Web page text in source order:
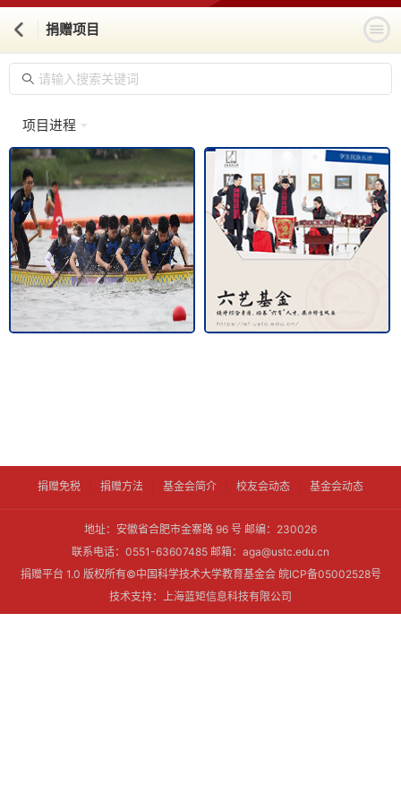
捐赠项目
项目进程
捐赠免税 捐赠方法 基金会简介 校友会动态 基金会动态
地址：安徽省合肥市金寨路 96 号 邮编：230026
联系电话：0551-63607485 邮箱：aga@ustc.edu.cn
捐赠平台 1.0 版权所有©中国科学技术大学教育基金会 皖ICP备05002528号
技术支持：上海蓝矩信息科技有限公司